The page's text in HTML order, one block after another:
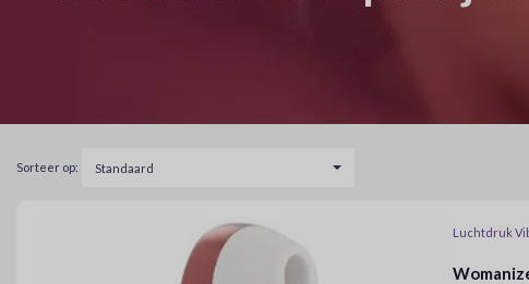
Sorteer op: Standaard
Luchtdruk